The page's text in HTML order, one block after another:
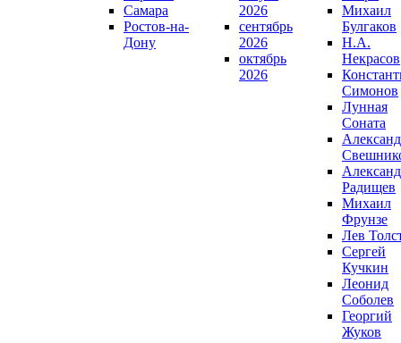
Самара
Ростов-на-
Дону
2026
сентябрь
2026
октябрь
2026
Михаил
Булгаков
Н.А.
Некрасов
Симонов
Лунная
Соната
Радищев
Михаил
Фрунзе
Лев
Сергей
Кучкин
Леонид
Соболев
Георгий
Жуков